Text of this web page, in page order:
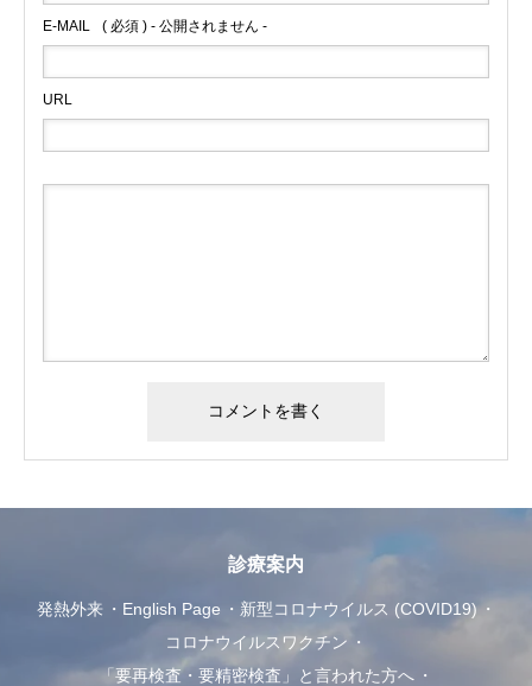
E-MAIL ( 必須 ) - 公開されません -
URL
診療案内
発熱外来 English Page
新型コロナウイルス (COVID19)
コロナウイルスワクチン
「要再検査・要精密検査」と言われた方へ